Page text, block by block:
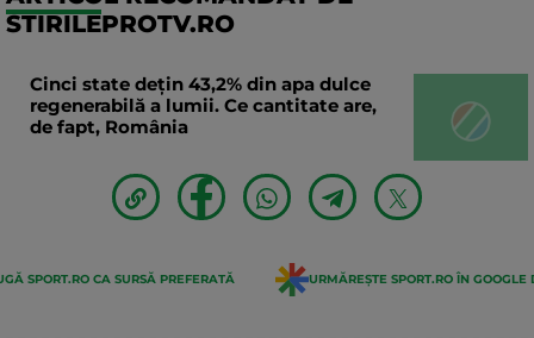
STIRILEPROTV.RO
Cinci state dețin 43,2% din apa dulce
regenerabilă a lumii. Ce cantitate are,
de fapt, România
SPORT.RO CA SURSĂ PREFERATĂ URMĂREȘTE SPORT.RO ÎN GOOGLE